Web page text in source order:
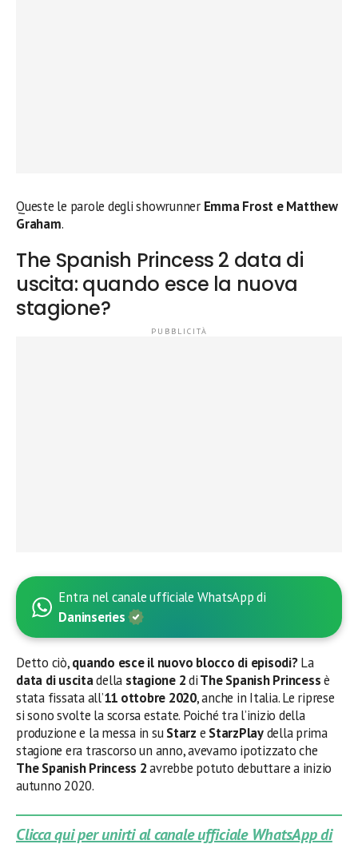
Queste le parole degli showrunner Emma Frost e Matthew
Graham.
The Spanish Princess 2 data di
uscita: quando esce la nuova
stagione?
Entra nel canale ufficiale WhatsApp di
Daninseries
Detto ciò,quando esce il nuovo blocco di episodi?La
data di uscitadella stagione 2diThe Spanish Princessè
stata fissata all’11 ottobre 2020, anche in Italia. Le riprese
si sono svolte la scorsa estate. Poiché tra l’inizio della
produzione e la messa in suStarz e StarzPlaydella prima
stagione era trascorso un anno, avevamo ipotizzato che
The Spanish Princess 2avrebbe potuto debuttare a inizio
autunno 2020.
Clicca qui per unirti al canale ufficiale WhatsApp di